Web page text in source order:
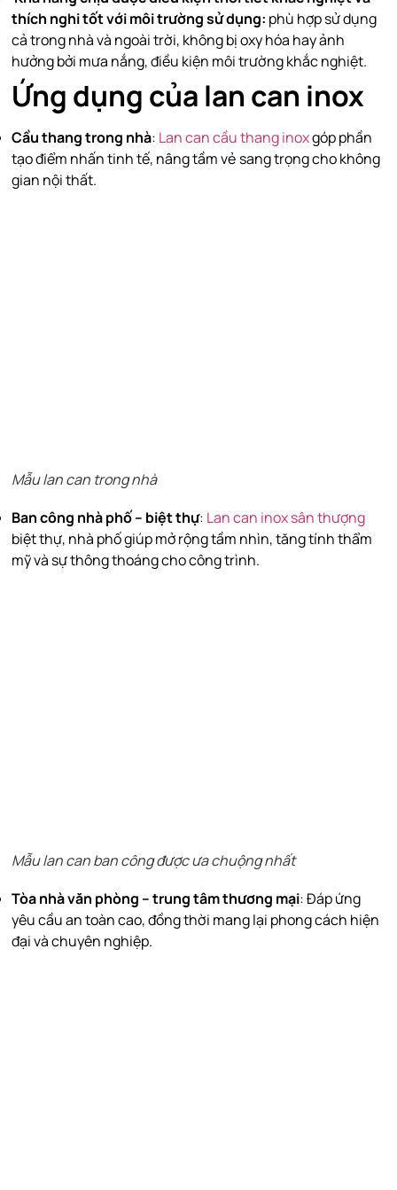
thích nghi tốt với môi trường sử dụng: phù hợp sử dụng
cả trong nhà và ngoài trời, không bị oxy hóa hay ảnh
hưởng bởi mưa nắng, điều kiện môi trường khắc nghiệt.
Ứng dụng của lan can inox
Cầu thang trong nhà: Lan can cầu thang inoxgóp phần
tạo điểm nhấn tinh tế, nâng tầm vẻ sang trọng cho không
gian nội thất.
Mẫu lan can trong nhà
Ban công nhà phố – biệt thự: Lan can inox sân thượng
biệt thự, nhà phố giúp mở rộng tầm nhìn, tăng tính thẩm
mỹ và sự thông thoáng cho công trình.
Mẫu lan can ban công được ưa chuộng nhất
Tòa nhà văn phòng – trung tâm thương mại: Đáp ứng
yêu cầu an toàn cao, đồng thời mang lại phong cách hiện
đại và chuyên nghiệp.